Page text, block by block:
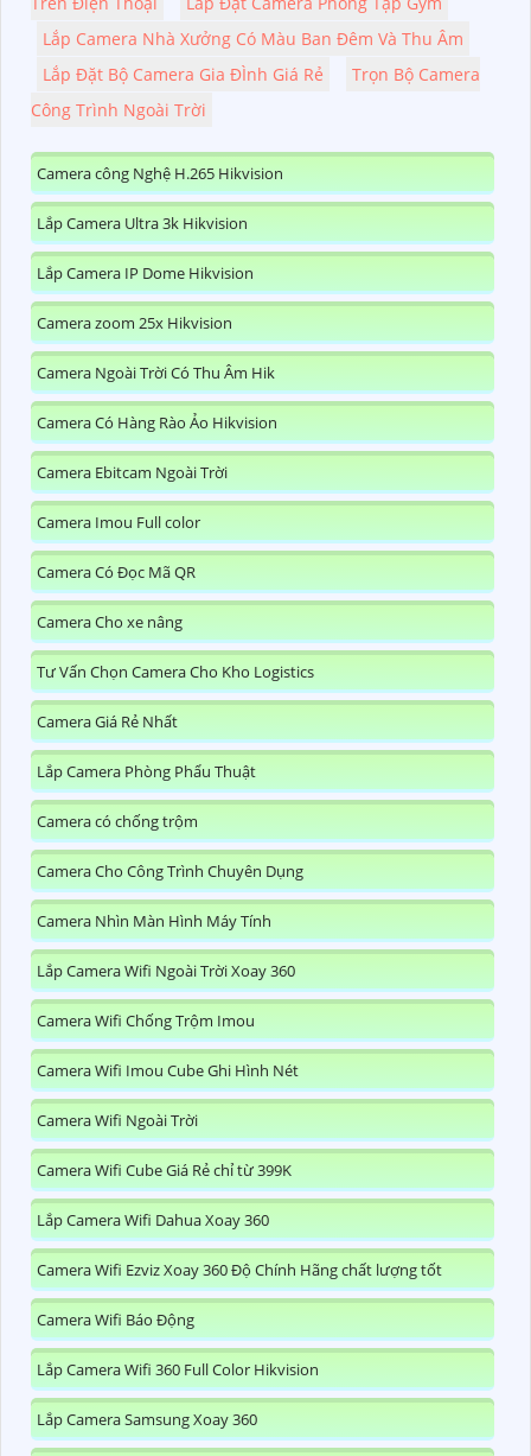
Lắp Camera Nhà Xưởng Có Màu Ban Đêm Và Thu Âm
Lắp Đặt Bộ Camera Gia ĐÌnh Giá Rẻ
Trọn Bộ Camera
Công Trình Ngoài Trời
Camera công Nghệ H.265 Hikvision
Lắp Camera Ultra 3k Hikvision
Lắp Camera IP Dome Hikvision
Camera zoom 25x Hikvision
Camera Ngoài Trời Có Thu Âm Hik
Camera Có Hàng Rào Ảo Hikvision
Camera Ebitcam Ngoài Trời
Camera Imou Full color
Camera Có Đọc Mã QR
Camera Cho xe nâng
Tư Vấn Chọn Camera Cho Kho Logistics
Camera Giá Rẻ Nhất
Lắp Camera Phòng Phẩu Thuật
Camera có chống trộm
Camera Cho Công Trình Chuyên Dụng
Camera Nhìn Màn Hình Máy Tính
Lắp Camera Wifi Ngoài Trời Xoay 360
Camera Wifi Chống Trộm Imou
Camera Wifi Imou Cube Ghi Hình Nét
Camera Wifi Ngoài Trời
Camera Wifi Cube Giá Rẻ chỉ từ 399K
Lắp Camera Wifi Dahua Xoay 360
Camera Wifi Ezviz Xoay 360 Độ Chính Hãng chất lượng tốt
Camera Wifi Báo Động
Lắp Camera Wifi 360 Full Color Hikvision
Lắp Camera Samsung Xoay 360